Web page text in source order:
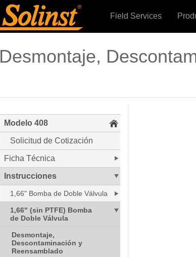
Field Services
Desmontaje,
Modelo 408
Solicitud de Cotización
Ficha Técnica
Instrucciones
1,66" Bomba de Doble Válvula
1,66" (sin PTFE) Bomba
de Doble Válvula
Desmontaje,
Descontaminación y
Reensamblado